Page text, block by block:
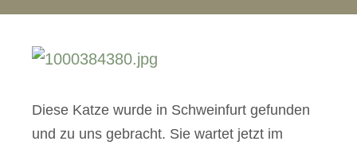
Diese Katze wurde in Schweinfurt gefunden
und zu uns gebracht. Sie wartet jetzt im